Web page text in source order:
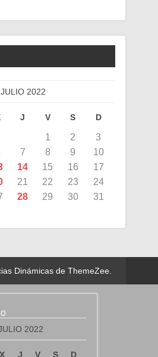
JULIO 2022
J V S D
1 2
3
7 8 9
10
14 15 16
17
21 22 23
24
28 29 30
31
Dinámicas de ThemeZee.
2022
X J V S D